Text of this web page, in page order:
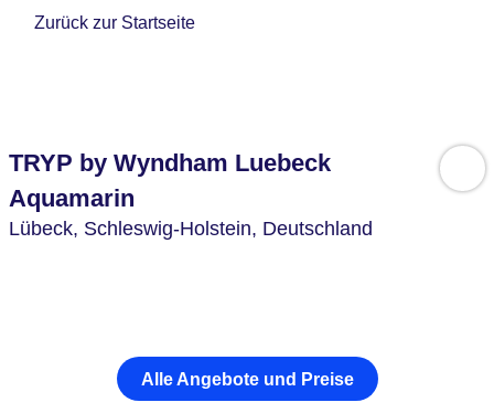
Zurück zur Startseite
TRYP by Wyndham Luebeck
Aquamarin
Lübeck, Schleswig-Holstein, Deutschland
Alle Angebote und Preise